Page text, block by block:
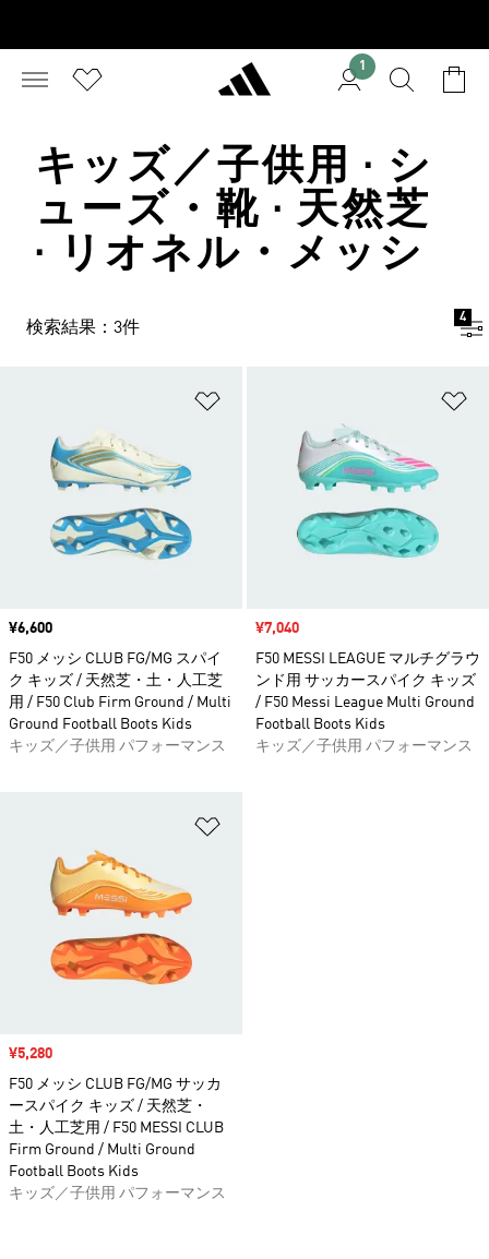
1
キッズ／子供用 · シ
ューズ・靴 · 天然芝
· リオネル・メッシ
検索結果：3件
4
価格
¥6,600
F50 メッシ CLUB FG/MG スパイ
ク キッズ / 天然芝・土・人工芝
用 / F50 Club Firm Ground / Multi
Ground Football Boots Kids
キッズ／子供用 パフォーマンス
セール価格
¥7,040
F50 MESSI LEAGUE マルチグラウ
ンド用 サッカースパイク キッズ
/ F50 Messi League Multi Ground
Football Boots Kids
キッズ／子供用 パフォーマンス
セール価格
¥5,280
F50 メッシ CLUB FG/MG サッカ
ースパイク キッズ / 天然芝・
土・人工芝用 / F50 MESSI CLUB
Firm Ground / Multi Ground
Football Boots Kids
キッズ／子供用 パフォーマンス